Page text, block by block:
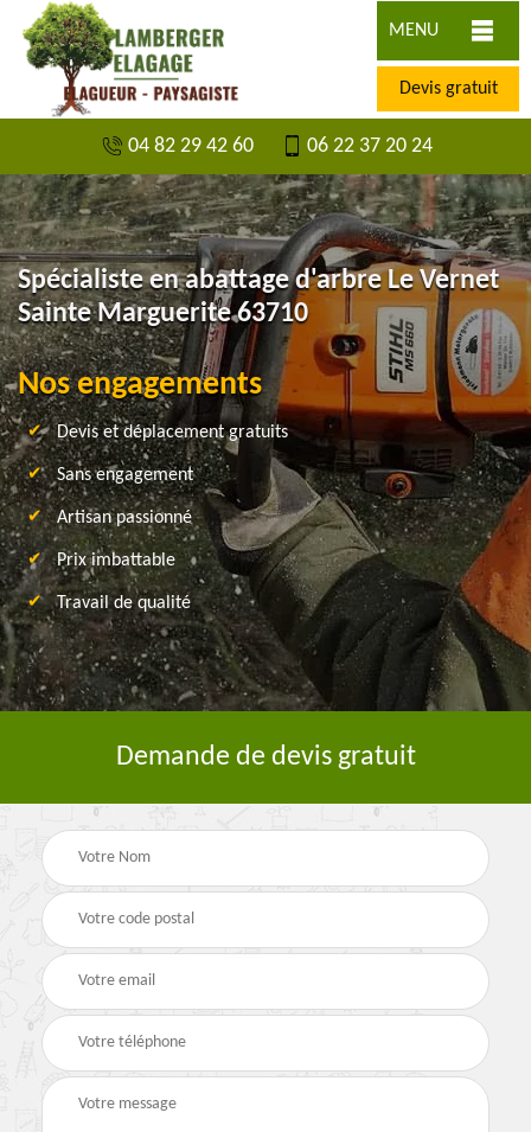
MENU
Devis gratuit
04 82 29 42 60 06 22 37 20 24
Spécialiste en abattage d'arbre Le Vernet
Sainte Marguerite 63710
Nos engagements
Devis et déplacement gratuits
Sans engagement
Artisan passionné
Prix imbattable
Travail de qualité
Demande de devis gratuit